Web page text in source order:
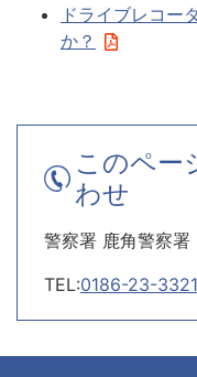
ドライブレコー
か？
このペー
わせ
警察署 鹿角警察署
TEL:0186-23-3321